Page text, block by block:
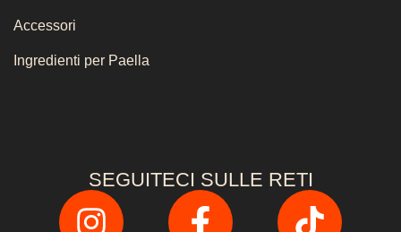
Accessori
Ingredienti per Paella
SEGUITECI SULLE RETI